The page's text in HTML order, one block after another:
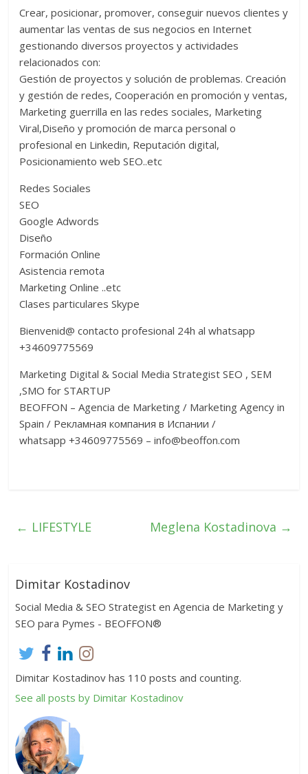
Crear, posicionar, promover, conseguir nuevos clientes y
aumentar las ventas de sus negocios en Internet
gestionando diversos proyectos y actividades
relacionados con:
Gestión de proyectos y solución de problemas. Creación
y gestión de redes, Cooperación en promoción y ventas,
Marketing guerrilla en las redes sociales, Marketing
Viral,Diseño y promoción de marca personal o
profesional en Linkedin, Reputación digital,
Posicionamiento web SEO..etc
Redes Sociales
SEO
Google Adwords
Diseño
Formación Online
Asistencia remota
Marketing Online ..etc
Clases particulares Skype
Bienvenid@ contacto profesional 24h al whatsapp
+34609775569
Marketing Digital & Social Media Strategist SEO , SEM
,SMO for STARTUP
BEOFFON – Agencia de Marketing / Marketing Agency in
Spain / Рекламная компания в Испании /
whatsapp +34609775569 –info@beoffon.com
← LIFESTYLE Meglena Kostadinova →
Dimitar Kostadinov
Social Media & SEO Strategist en Agencia de Marketing y
SEO para Pymes - BEOFFON®
Dimitar Kostadinov has 110 posts and counting.
See all posts by Dimitar Kostadinov